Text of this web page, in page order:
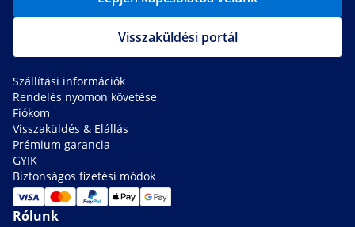
Visszaküldési portál
Szállítási információk
Rendelés nyomon követése
Fiókom
Visszaküldés & Elállás
Prémium garancia
GYIK
Biztonságos fizetési módok
Rólunk